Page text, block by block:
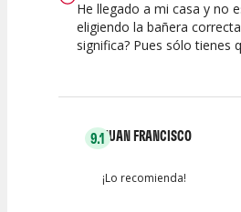
He llegado a mi casa y no
eligiendo la bañera
significa? Pues sólo tienes
9.1JUAN FRANCISCO
¡Lo recomienda!